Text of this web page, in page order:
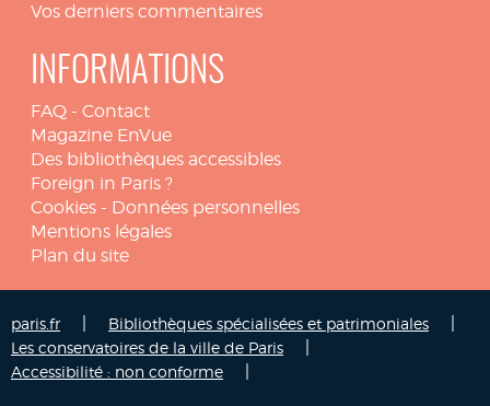
Vos derniers commentaires
INFORMATIONS
FAQ - Contact
Magazine EnVue
Des bibliothèques accessibles
Foreign in Paris ?
Cookies - Données personnelles
Mentions légales
Plan du site
paris.fr Bibliothèques spécialisées et patrimoniales
Les conservatoires de la ville de Paris
Accessibilité : non conforme